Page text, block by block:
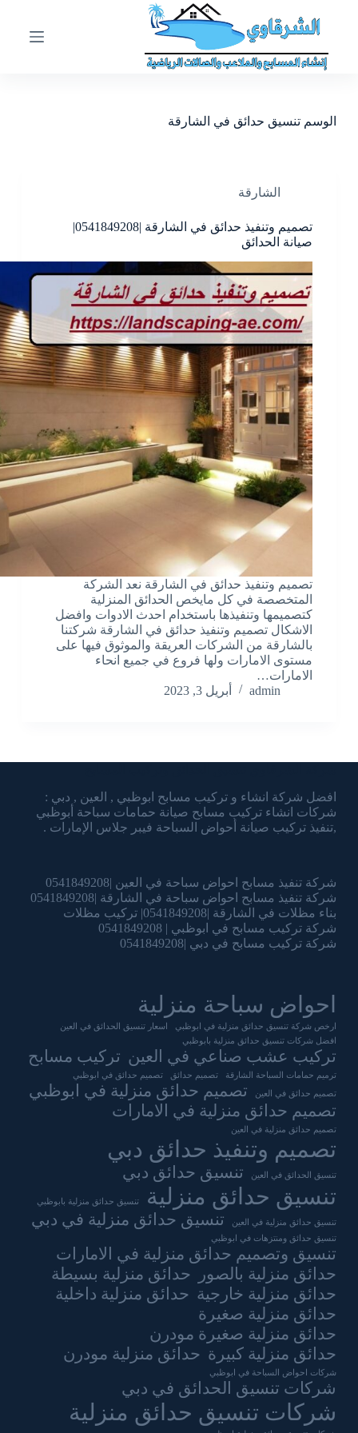
ى
الوسم تنسيق حدائق في الشارقة
الشارقة
تصميم وتنفيذ حدائق في الشارقة |0541849208|
صيانة الحدائق
تصميم وتنفيذ حدائق في الشارقة نعد الشركة
المتخصصة في كل مايخص الحدائق المنزلية
كتصميمها وتنفيذها باستخدام احدث الادوات وافضل
الاشكال تصميم وتنفيذ حدائق في الشارقة شركتنا
بالشارقة من الشركات العريقة والموثوق فيها على
مستوى الامارات ولها فروع في جميع انحاء
الامارات…
admin
أبريل 3, 2023
افضل شركة انشاء و تركيب مسابح ابوظبي , العين , دبي :
شركات انشاء تركيب مسابح صيانة حمامات سباحة أبوظبي
,تنفيذ تركيب صيانة أحواض السباحة فيبر جلاس الإمارات .
شركة تنفيذ مسابح احواض سباحة في العين |0541849208
شركة تنفيذ مسابح احواض سباحة في الشارقة |0541849208
بناء مظلات في الشارقة |0541849208| تركيب مظلات
شركة تركيب مسابح في ابوظبي | 0541849208
شركة تركيب مسابح في دبي |0541849208
احواض سباحة منزلية
ارخص شركة تنسيق حدائق منزلية في ابوظبي
اسعار تنسيق الحدائق في العين
افضل شركات تنسيق حدائق منزلية بابوظبي
تركيب عشب صناعي في العين تركيب مسابح
ترميم حمامات السباحة الشارقة تصميم حدائق تصميم حدائق في ابوظبي
تصميم حدائق في العين
تصميم حدائق منزلية في ابوظبي
تصميم حدائق منزلية في الامارات
تصميم حدائق منزلية في العين
تصميم وتنفيذ حدائق دبي
تنسيق الحدائق في العين تنسيق حدائق دبي
تنسيق حدائق منزلية تنسيق حدائق منزلية بابوظبي
تنسيق حدائق منزلية في العين تنسيق حدائق منزلية في دبي
تنسيق حدائق ومنتزهات في ابوظبي
تنسيق وتصميم حدائق منزلية في الامارات
حدائق منزلية بالصور
حدائق منزلية بسيطة
حدائق منزلية خارجية حدائق منزلية داخلية
حدائق منزلية صغيرة
حدائق منزلية صغيرة مودرن
حدائق منزلية كبيرة حدائق منزلية مودرن
شركات احواض السباحة في ابوظبي
شركات تنسيق الحدائق في دبي
شركات تنسيق حدائق منزلية